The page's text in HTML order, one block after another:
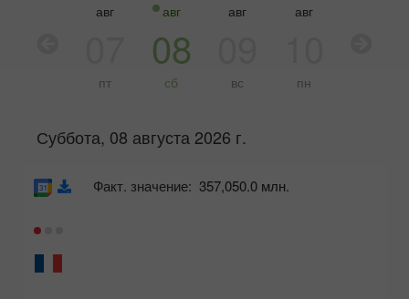
авг
пт
авг
08
сб
авг
вс
авг
пн
Суббота, 08 августа 2026 г.
Факт. значение: 357,050.0 млн.